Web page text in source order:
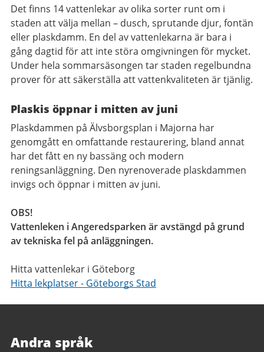
Det finns 14 vattenlekar av olika sorter runt om i
staden att välja mellan – dusch, sprutande djur, fontän
eller plaskdamm. En del av vattenlekarna är bara i
gång dagtid för att inte störa omgivningen för mycket.
Under hela sommarsäsongen tar staden regelbundna
prover för att säkerställa att vattenkvaliteten är tjänlig.
Plaskis öppnar i mitten av juni
Plaskdammen på Älvsborgsplan i Majorna har
genomgått en omfattande restaurering, bland annat
har det fått en ny bassäng och modern
reningsanläggning. Den nyrenoverade plaskdammen
invigs och öppnar i mitten av juni.
OBS!
Vattenleken i Angeredsparken är avstängd på grund
av tekniska fel på anläggningen.
Hitta vattenlekar i Göteborg
Hitta lekplatser - Göteborgs Stad
Andra språk